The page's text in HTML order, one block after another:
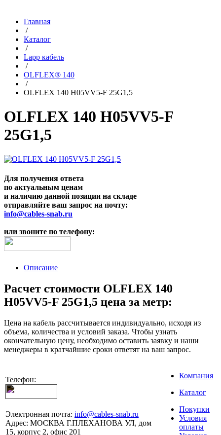
Главная
/
Каталог
/
Lapp кабель
/
OLFLEX® 140
/
OLFLEX 140 H05VV5-F 25G1,5
OLFLEX 140 H05VV5-F
25G1,5
Для получения ответа
по актуальным ценам
и наличию данной позиции на складе
отправляйте ваш запрос на почту:
info@cables-snab.ru
или звоните по телефону:
Описание
Расчет стоимости OLFLEX 140
H05VV5-F 25G1,5 цена за метр:
Цена на кабель рассчитывается индивидуально, исходя из
объема, количества и условий заказа. Чтобы узнать
окончательную цену, необходимо оставить заявку и наши
менеджеры в кратчайшие сроки ответят на ваш запрос.
Телефон:
Электронная почта: info@cables-snab.ru
Адрес: МОСКВА Г.ПЛЕХАНОВА УЛ, дом
15, корпус 2, офис 201
Компания
Каталог
Покупки
Условия
оплаты